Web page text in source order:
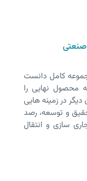
صنعتی
کامل دانست
محصول نهایی را
دیگر در زمینه هایی
و توسعه، رصد
سازی و انتقال